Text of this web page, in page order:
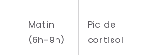
Matin
(6h-9h)
Pic de
cortisol